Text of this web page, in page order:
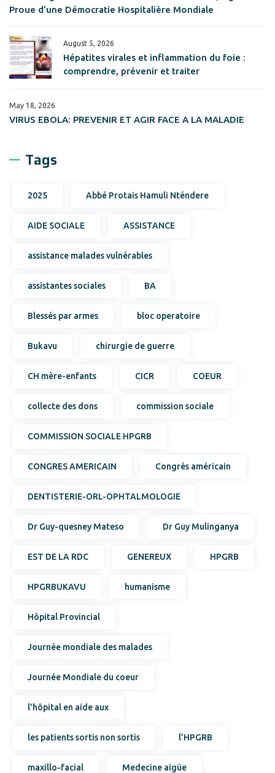
Proue d’une Démocratie Hospitalière Mondiale
August 5, 2026
Hépatites virales et inflammation du foie :
comprendre, prévenir et traiter
May 18, 2026
VIRUS EBOLA: PREVENIR ET AGIR FACE A LA MALADIE
Tags
2025 Abbé Protais Hamuli Nténdere
AIDE SOCIALE ASSISTANCE
assistance malades vulnérables
assistantes sociales BA
Blessés par armes bloc operatoire
Bukavu chirurgie de guerre
CH mère-enfants CICR COEUR
collecte des dons commission sociale
COMMISSION SOCIALE HPGRB
CONGRES AMERICAIN Congrès américain
DENTISTERIE-ORL-OPHTALMOLOGIE
Dr Guy-quesney Mateso Dr Guy Mulinganya
EST DE LA RDC GENEREUX HPGRB
HPGRBUKAVU humanisme
Hôpital Provincial
Journée mondiale des malades
Journée Mondiale du coeur
l'hôpital en aide aux
les patients sortis non sortis l’HPGRB
maxillo-facial Medecine aigüe